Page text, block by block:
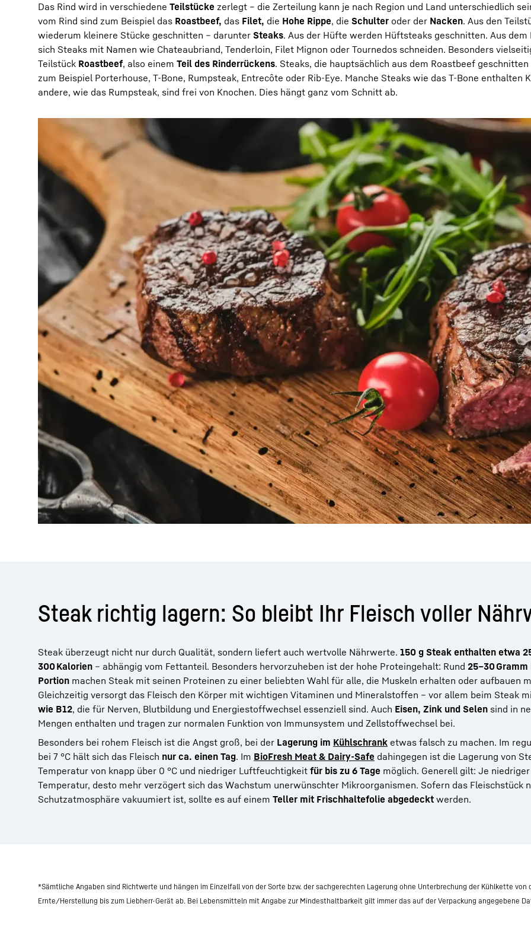
Das Rind wird in verschiedene Teilstücke zerlegt – die Zerteilung kann je nach Region und Land unterschiedlich
vom Rind sind zum Beispiel das Roastbeef, das Filet, die Hohe Rippe, die Schulter oder der Nacken. Aus den
wiederum kleinere Stücke geschnitten – darunter Steaks. Aus der Hüfte werden Hüftsteaks geschnitten. Aus dem
sich Steaks mit Namen wie Chateaubriand, Tenderloin, Filet Mignon oder Tournedos schneiden. Besonders
Teilstück Roastbeef, also einem Teil des Rinderrückens. Steaks, die hauptsächlich aus dem Roastbeef
zum Beispiel Porterhouse, T-Bone, Rumpsteak, Entrecôte oder Rib-Eye. Manche Steaks wie das T-Bone enthalten
andere, wie das Rumpsteak, sind frei von Knochen. Dies hängt ganz vom Schnitt ab.
Steak richtig lagern: So bleibt Ihr Fleisch voller
Steak überzeugt nicht nur durch Qualität, sondern liefert auch wertvolle Nährwerte. 150 g Steak enthalten etwa
300 Kalorien – abhängig vom Fettanteil. Besonders hervorzuheben ist der hohe Proteingehalt: Rund 25–30
Portion machen Steak mit seinen Proteinen zu einer beliebten Wahl für alle, die Muskeln erhalten oder aufbauen
Gleichzeitig versorgt das Fleisch den Körper mit wichtigen Vitaminen und Mineralstoffen – vor allem beim Steak
wie B12, die für Nerven, Blutbildung und Energiestoffwechsel essenziell sind. Auch Eisen, Zink und Selen sind in
Mengen enthalten und tragen zur normalen Funktion von Immunsystem und Zellstoffwechsel bei.
Besonders bei rohem Fleisch ist die Angst groß, bei der Lagerung im Kühlschrank etwas falsch zu machen. Im
bei 7 °C hält sich das Fleisch nur ca. einen Tag. Im BioFresh Meat & Dairy-Safe dahingegen ist die Lagerung von
Temperatur von knapp über 0 °C und niedriger Luftfeuchtigkeit für bis zu 6 Tage möglich. Generell gilt: Je
Temperatur, desto mehr verzögert sich das Wachstum unerwünschter Mikroorganismen. Sofern das Fleischstück
Schutzatmosphäre vakuumiert ist, sollte es auf einem Teller mit Frischhaltefolie abgedeckt werden.
*Sämtliche Angaben sind Richtwerte und hängen im Einzelfall von der Sorte bzw. der sachgerechten Lagerung ohne Unterbrechung der Kühlkette von
Ernte/Herstellung bis zum Liebherr-Gerät ab. Bei Lebensmitteln mit Angabe zur Mindesthaltbarkeit gilt immer das auf der Verpackung angegebene